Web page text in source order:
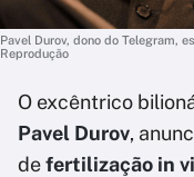
Pavel Durov, dono do Telegram,
Reprodução
O excêntrico
Pavel Durov,
defertilização in